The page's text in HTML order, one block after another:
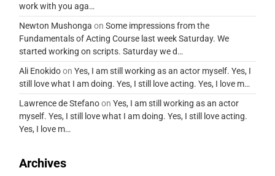
work with you aga…
Newton Mushonga onSome impressions from the
Fundamentals of Acting Course last week Saturday. We
started working on scripts. Saturday we d…
Ali EnokidoonYes, I am still working as an actor myself. Yes, I
still love what I am doing. Yes, I still love acting. Yes, I love m…
Lawrence de StefanoonYes, I am still working as an actor
myself. Yes, I still love what I am doing. Yes, I still love acting.
Yes, I love m…
Archives